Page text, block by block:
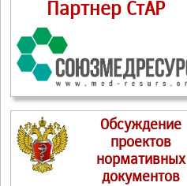
Партнер СтАР
Обсуждение
проектов
нормативных
документов